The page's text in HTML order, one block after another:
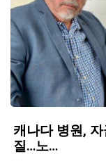
캐나다 병원,
질…노…